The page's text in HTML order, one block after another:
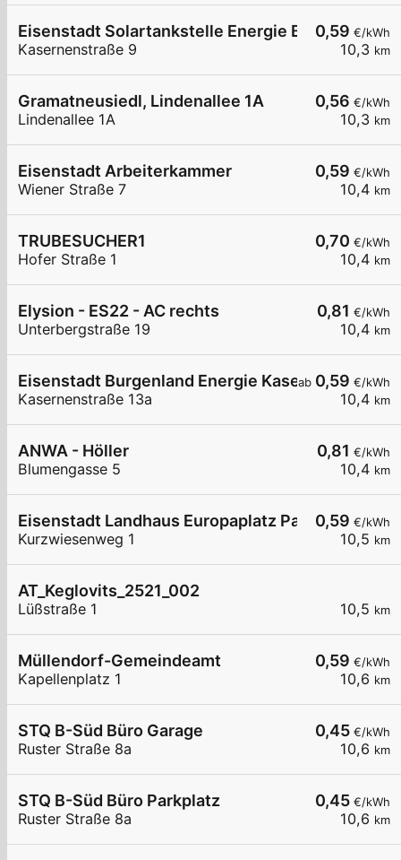
0,59 €/kWh
10,3 km
Eisenstadt Solartankstelle Energie Burgenland
Kasernenstraße 9
0,56 €/kWh
10,3 km
Gramatneusiedl, Lindenallee 1A
Lindenallee 1A
0,59 €/kWh
10,4 km
Eisenstadt Arbeiterkammer
Wiener Straße 7
0,70 €/kWh
10,4 km
TRUBESUCHER1
Hofer Straße 1
0,81 €/kWh
10,4 km
Elysion - ES22 - AC rechts
Unterbergstraße 19
ab 0,59 €/kWh
10,4 km
Eisenstadt Burgenland Energie Kasernenstraße
Kasernenstraße 13a
0,81 €/kWh
10,4 km
ANWA - Höller
Blumengasse 5
0,59 €/kWh
10,5 km
Eisenstadt Landhaus Europaplatz Parkplatz
Kurzwiesenweg 1
10,5 km
AT_Keglovits_2521_002
Lüßstraße 1
0,59 €/kWh
10,6 km
Müllendorf-Gemeindeamt
Kapellenplatz 1
0,45 €/kWh
10,6 km
STQ B-Süd Büro Garage
Ruster Straße 8a
0,45 €/kWh
10,6 km
STQ B-Süd Büro Parkplatz
Ruster Straße 8a